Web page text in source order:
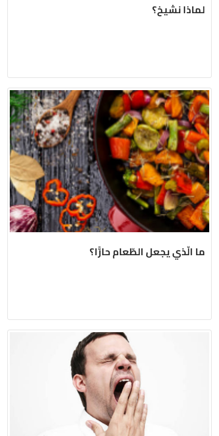
لماذا نشيخ؟
ما الّذي يجعل الطّعام حارًّا؟